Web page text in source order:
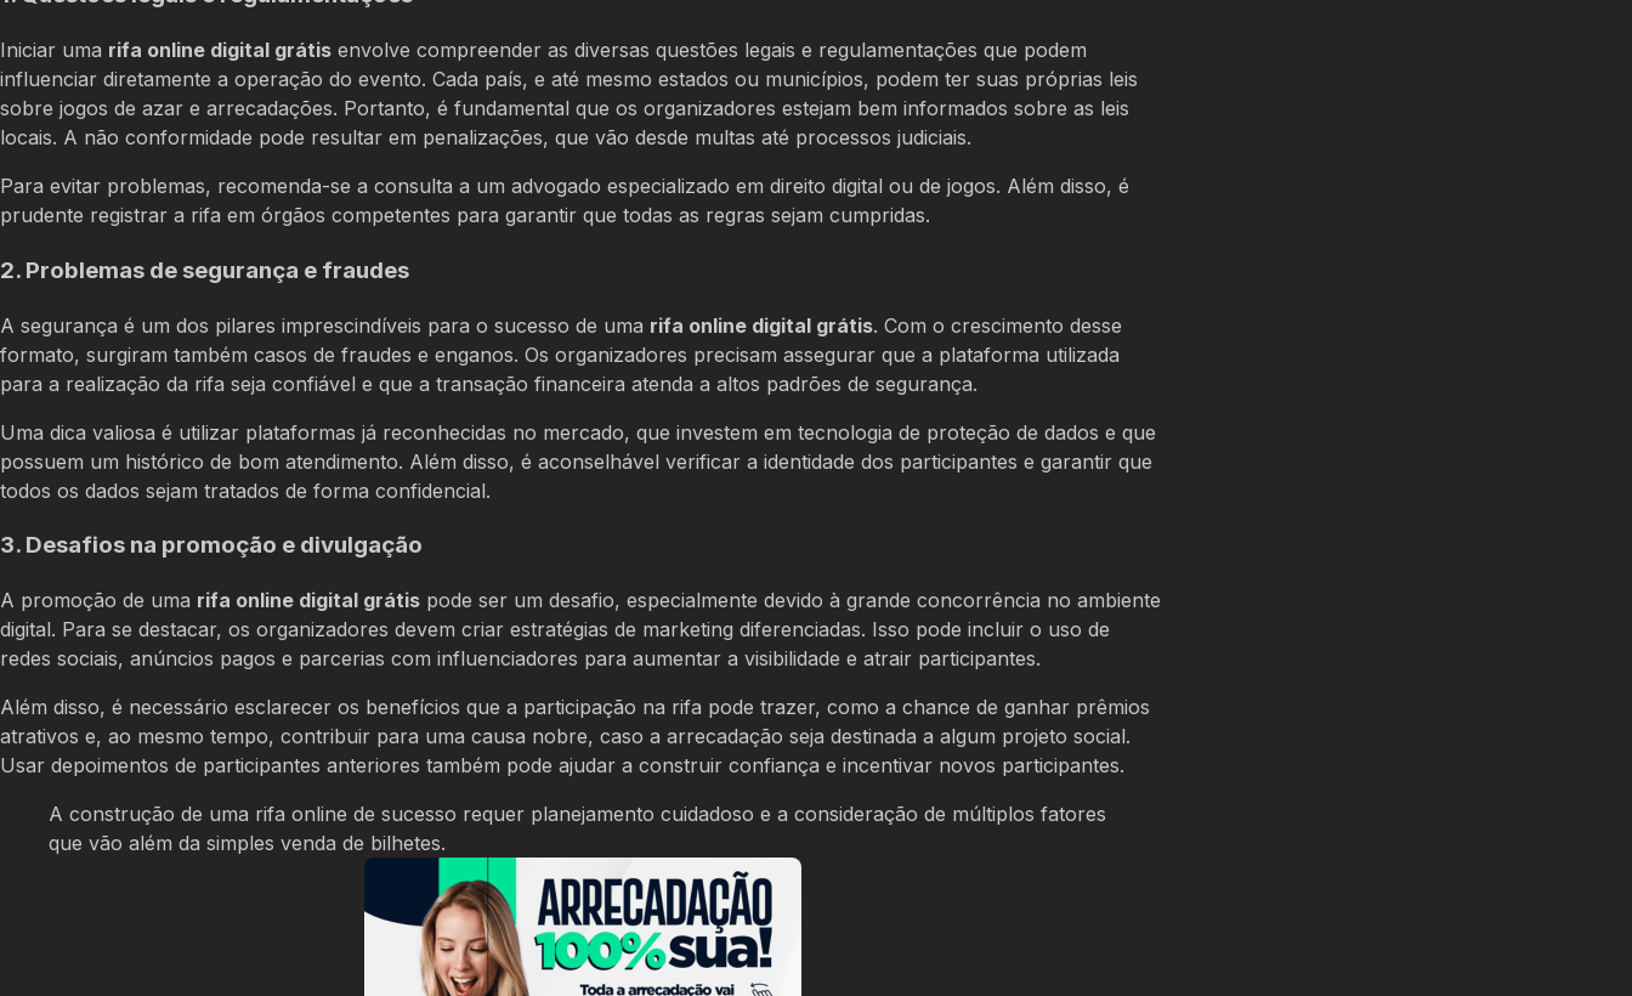
Iniciar uma rifa online digital grátis envolve compreender as diversas questões legais e regulamentações que podem
influenciar diretamente a operação do evento. Cada país, e até mesmo estados ou municípios, podem ter suas próprias leis
sobre jogos de azar e arrecadações. Portanto, é fundamental que os organizadores estejam bem informados sobre as leis
locais. A não conformidade pode resultar em penalizações, que vão desde multas até processos judiciais.
Para evitar problemas, recomenda-se a consulta a um advogado especializado em direito digital ou de jogos. Além disso, é
prudente registrar a rifa em órgãos competentes para garantir que todas as regras sejam cumpridas.
2. Problemas de segurança e fraudes
A segurança é um dos pilares imprescindíveis para o sucesso de uma rifa online digital grátis. Com o crescimento desse
formato, surgiram também casos de fraudes e enganos. Os organizadores precisam assegurar que a plataforma utilizada
para a realização da rifa seja confiável e que a transação financeira atenda a altos padrões de segurança.
Uma dica valiosa é utilizar plataformas já reconhecidas no mercado, que investem em tecnologia de proteção de dados e que
possuem um histórico de bom atendimento. Além disso, é aconselhável verificar a identidade dos participantes e garantir que
todos os dados sejam tratados de forma confidencial.
3. Desafios na promoção e divulgação
A promoção de uma rifa online digital grátis pode ser um desafio, especialmente devido à grande concorrência no ambiente
digital. Para se destacar, os organizadores devem criar estratégias de marketing diferenciadas. Isso pode incluir o uso de
redes sociais, anúncios pagos e parcerias com influenciadores para aumentar a visibilidade e atrair participantes.
Além disso, é necessário esclarecer os benefícios que a participação na rifa pode trazer, como a chance de ganhar prêmios
atrativos e, ao mesmo tempo, contribuir para uma causa nobre, caso a arrecadação seja destinada a algum projeto social.
Usar depoimentos de participantes anteriores também pode ajudar a construir confiança e incentivar novos participantes.
A construção de uma rifa online de sucesso requer planejamento cuidadoso e a consideração de múltiplos fatores
que vão além da simples venda de bilhetes.